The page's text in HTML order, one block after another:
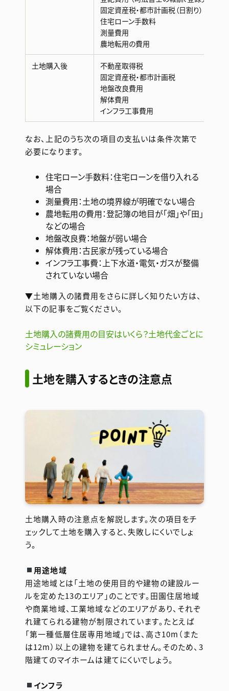
固定資産税・都市計画税（日割り）
住宅ローン手数料
測量費用
農地転用の費用
土地購入後
不動産取得税
固定資産税・都市計画税
地盤改良費用
解体費用
インフラ工事費用
なお、上記のうち次の項目の支払いは条件次第で
必要になります。
住宅ローン手数料：住宅ローンを借り入れる
場合
測量費用：土地の境界線が明確でない場合
農地転用の費用：登記簿の地目が「畑」や「田」
などの場合
地盤改良費：地盤が弱い場合
解体費用：古民家が残っている場合
インフラ工事費：上下水道・電気・ガスが整備
されていない場合
▼土地購入の諸費用をさらに詳しく知りたい方は、
以下の記事をご覧ください。
土地購入の諸費用の目安はいくら？土地代金ごとに
シミュレーション
土地を購入するときの注意点
土地購入時の注意点を解説します。次の項目をチ
ェックして土地を購入すると、失敗しにくいでしょ
う。
用途地域
用途地域とは「土地の使用目的や建物の建設ルー
ルを定めた13のエリア」のことです。田園住居地域
や商業地域、工業地域などのエリアがあり、それぞ
れ建てられる建物が制限されています。たとえば
「第一種低層住居専用地域」では、高さ10m（また
は12m）以上の建物を建てられません。そのため、3
階建てのマイホームは建てにくいでしょう。
インフラ